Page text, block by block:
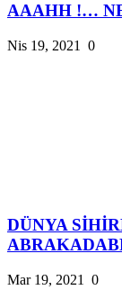
AAAHH !…
Nis 19, 2021 0
DÜNYA
Mar 19, 2021 0